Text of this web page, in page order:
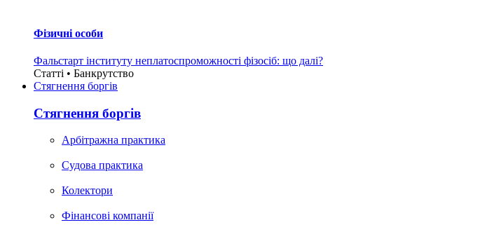
Фізичні особи
Фальстарт інституту неплатоспроможності фізосіб: що далі?
Статті • Банкрутство
Стягнення боргiв
Стягнення боргiв
Арбітражна практика
Судова практика
Колектори
Фінансові компанії